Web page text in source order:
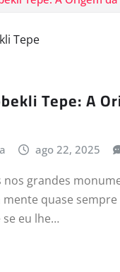
Tepe: A
ago 22, 2025
nos grandes
quase sempre
se eu lhe…